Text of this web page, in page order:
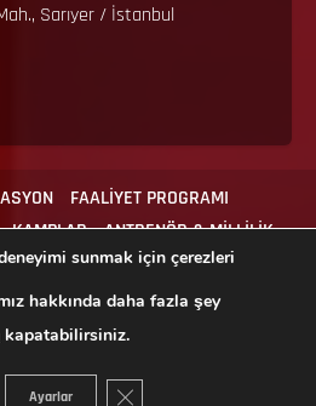
Sarıyer / İstanbul
FAALİYET PROGRAMI
KAMPLAR
ANTRENÖR & MİLLİLİK
FORMLAR İLETİŞİM
Türkiye Güreş Federasyonu'na aittir.
sunmak için çerezleri
hakkında daha fazla şey
kapatabilirsiniz.
Ayarlar GDPR ÇEREZ ŞERIDINI